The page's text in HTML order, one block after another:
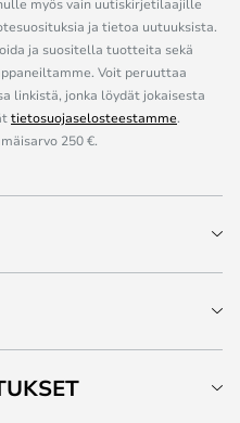
ja tietoa uutuuksista.
ja suositella tuotteita sekä
Voit peruuttaa
linkistä, jonka löydät jokaisesta
tietosuojaselosteestamme.
250 €.